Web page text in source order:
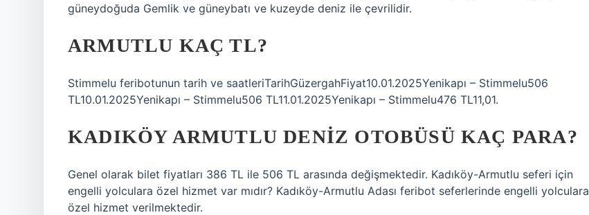
güneydoğuda Gemlik ve güneybatı ve kuzeyde deniz ile çevrilidir.
ARMUTLU KAÇ TL?
Stimmelu feribotunun tarih ve saatleriTarihGüzergahFiyat10.01.2025Yenikapı – Stimmelu506
TL10.01.2025Yenikapı – Stimmelu506 TL11.01.2025Yenikapı – Stimmelu476 TL11,01.
KADIKÖY ARMUTLU DENIZ OTOBÜSÜ KAÇ PARA?
Genel olarak bilet fiyatları 386 TL ile 506 TL arasında değişmektedir. Kadıköy-Armutlu seferi için
engelli yolculara özel hizmet var mıdır? Kadıköy-Armutlu Adası feribot seferlerinde engelli yolculara
özel hizmet verilmektedir.